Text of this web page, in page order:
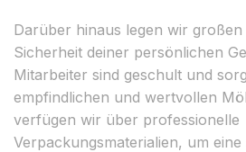
Darüber hinaus legen wir großen
Sicherheit deiner persönlichen
Mitarbeiter sind geschult und
empfindlichen und wertvollen
verfügen wir über professionelle
Verpackungsmaterialien, um